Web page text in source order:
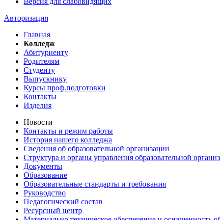
Авторизация
Главная
Колледж
Абитуриенту
Родителям
Студенту
Выпускнику
Курсы проф.подготовки
Контакты
Изделия
Новости
Контакты и режим работы
История нашего колледжа
Сведения об образовательной организации
Структура и органы управления образовательной
Документы
Образование
Образовательные стандарты и требования
Руководство
Педагогический состав
Ресурсный центр